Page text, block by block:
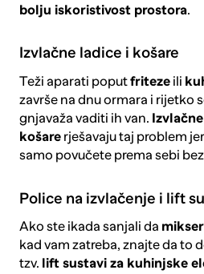
bolju iskoristivost prostora.
Izvlačne ladice i košare
Teži aparati poputfritezeili
završe na dnu ormara i rijetko
gnjavaža vaditi ih van.
košarerješavaju taj problem
samo povučete prema sebi
Police na izvlačenje i lift
Ako ste ikada sanjali da mikser
kad vam zatreba, znajte da to
tzv. lift sustavi za kuhinjske